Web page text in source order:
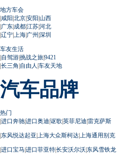
地方车会
|咸阳|北京|安阳|山西
|广东|成都|江苏|河北
|辽宁| 上海|广州 |深圳
车友生活
|自驾游|挑战之旅|9421
|长三角 |自由人 |车友天地
汽车品牌
热门
|进口奔驰|进口奥迪|讴歌|英菲尼迪|雷克萨斯
|东风悦达起亚| 上海大众斯柯达| 上海通用别克
|进口宝马|进口菲亚特|长安沃尔沃|东风雪铁龙